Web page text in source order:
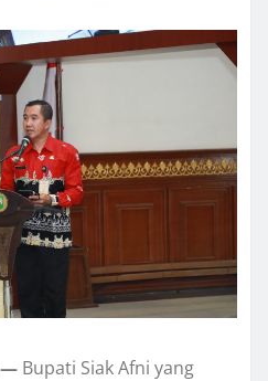
— Bupati Siak Afni yang